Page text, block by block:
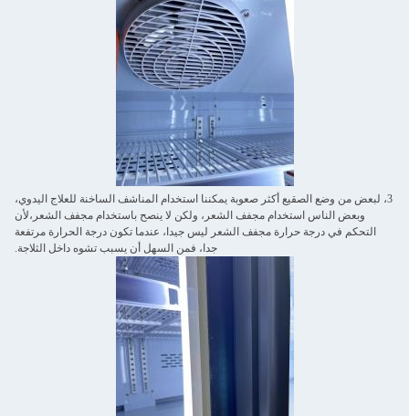
3، لبعض من وضع الصقيع أكثر صعوبة يمكننا استخدام المناشف الساخنة للعلاج اليدوي،
وبعض الناس استخدام مجفف الشعر، ولكن لا ينصح باستخدام مجفف الشعر،لأن
التحكم في درجة حرارة مجفف الشعر ليس جيدا، عندما تكون درجة الحرارة مرتفعة
جدا، فمن السهل أن يسبب تشوه داخل الثلاجة.